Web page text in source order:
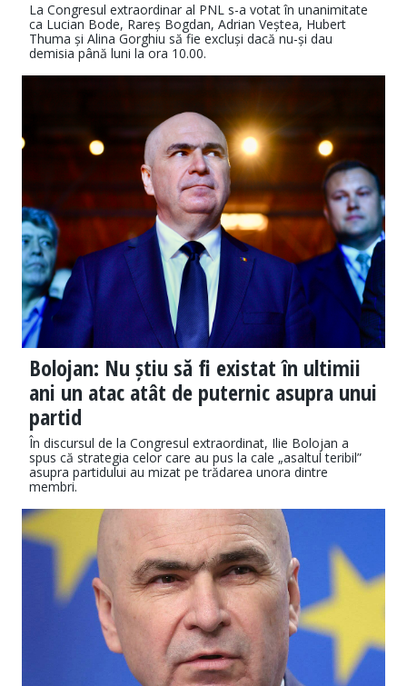
La Congresul extraordinar al PNL s-a votat în unanimitate
ca Lucian Bode, Rareș Bogdan, Adrian Veștea, Hubert
Thuma și Alina Gorghiu să fie excluși dacă nu-și dau
demisia până luni la ora 10.00.
Bolojan: Nu știu să fi existat în ultimii
ani un atac atât de puternic asupra unui
partid
În discursul de la Congresul extraordinat, Ilie Bolojan a
spus că strategia celor care au pus la cale „asaltul teribil”
asupra partidului au mizat pe trădarea unora dintre
membri.